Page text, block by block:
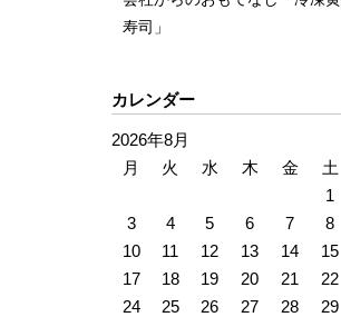
寿司」
カレンダー
2026年8月
月
火 水 木 金 土
1
3
4 5 6 7 8
10
11 12 13 14 15
17
18 19 20 21 22
24
25 26 27 28 29